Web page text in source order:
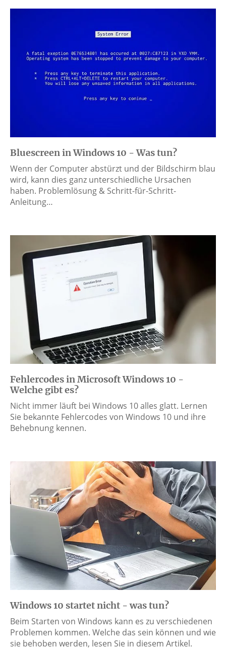
Bluescreen in Windows 10 - Was tun?
Wenn der Computer abstürzt und der Bildschirm blau
wird, kann dies ganz unterschiedliche Ursachen
haben. Problemlösung & Schritt-für-Schritt-
Anleitung…
Fehlercodes in Microsoft Windows 10 -
Welche gibt es?
Nicht immer läuft bei Windows 10 alles glatt. Lernen
Sie bekannte Fehlercodes von Windows 10 und ihre
Behebnung kennen.
Windows 10 startet nicht - was tun?
Beim Starten von Windows kann es zu verschiedenen
Problemen kommen. Welche das sein können und wie
sie behoben werden, lesen Sie in diesem Artikel.